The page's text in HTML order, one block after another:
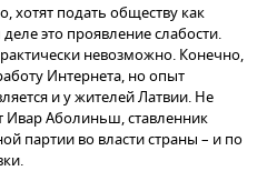
хотят подать обществу как
это проявление слабости.
невозможно. Конечно,
Интернета, но опыт
и у жителей Латвии. Не
Ивар Аболиньш, ставленник
партии во власти страны – и по